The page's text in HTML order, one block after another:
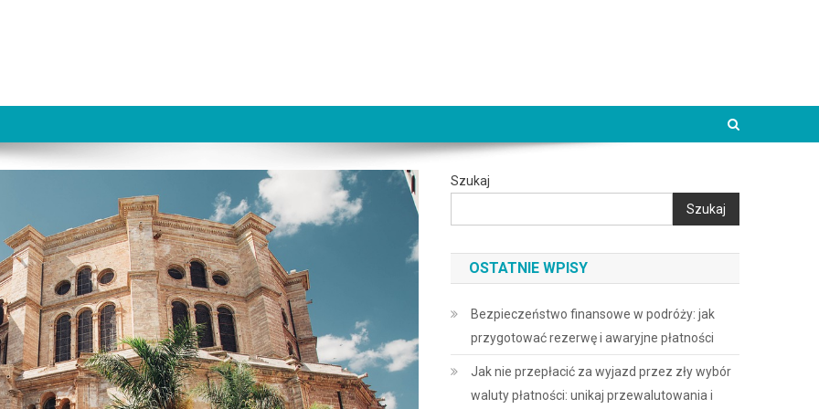
Szukaj
Szukaj
OSTATNIE WPISY
Bezpieczeństwo finansowe w podróży: jak
przygotować rezerwę i awaryjne płatności
Jak nie przepłacić za wyjazd przez zły wybór
waluty płatności: unikaj przewalutowania i